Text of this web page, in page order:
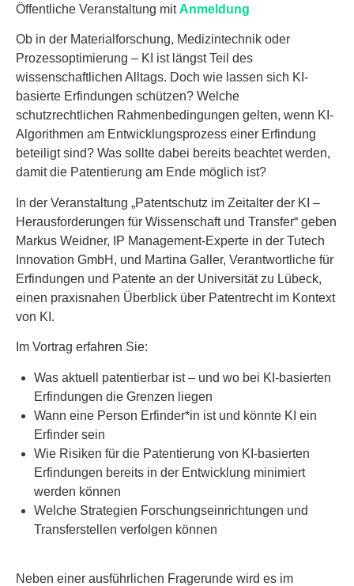
Öffentliche Veranstaltung mitAnmeldung
Ob in der Materialforschung, Medizintechnik oder
Prozessoptimierung – KI ist längst Teil des
wissenschaftlichen Alltags. Doch wie lassen sich KI-
basierte Erfindungen schützen? Welche
schutzrechtlichen Rahmenbedingungen gelten, wenn KI-
Algorithmen am Entwicklungsprozess einer Erfindung
beteiligt sind? Was sollte dabei bereits beachtet werden,
damit die Patentierung am Ende möglich ist?
In der Veranstaltung „Patentschutz im Zeitalter der KI –
Herausforderungen für Wissenschaft und Transfer“ geben
Markus Weidner, IP Management-Experte in der Tutech
Innovation GmbH, und Martina Galler, Verantwortliche für
Erfindungen und Patente an der Universität zu Lübeck,
einen praxisnahen Überblick über Patentrecht im Kontext
von KI.
Im Vortrag erfahren Sie:
Was aktuell patentierbar ist – und wo bei KI-basierten
Erfindungen die Grenzen liegen
Wann eine Person Erfinder*in ist und könnte KI ein
Erfinder sein
Wie Risiken für die Patentierung von KI-basierten
Erfindungen bereits in der Entwicklung minimiert
werden können
Welche Strategien Forschungseinrichtungen und
Transferstellen verfolgen können
Neben einer ausführlichen Fragerunde wird es im